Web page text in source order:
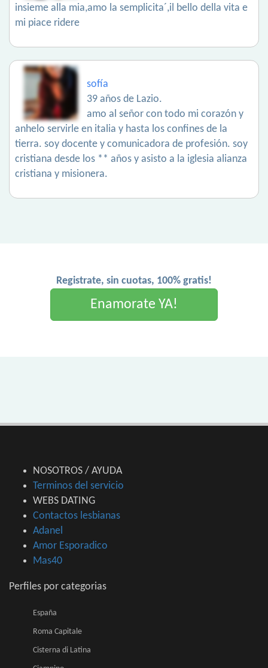
insieme alla mia,amo la semplicita´,il bello della vita e
mi piace ridere
sofía
39 años de Lazio.
amo al señor con todo mi corazón y
anhelo servirle en italia y hasta los confines de la
tierra. soy docente y comunicadora de profesión. soy
cristiana desde los ** años y asisto a la iglesia alianza
cristiana y misionera.
Registrate, sin cuotas, 100% gratis!
Enamorate YA!
NOSOTROS / AYUDA
Terminos del servicio
WEBS DATING
Contactos lesbianas
Adanel
Amor Esporadico
Mas40
Perfiles por categorias
España
Roma Capitale
Cisterna di Latina